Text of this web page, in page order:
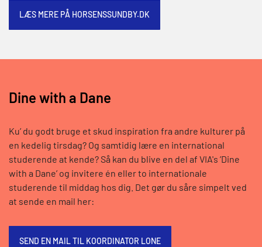
LÆS MERE PÅ HORSENSSUNDBY.DK
Dine with a Dane
Ku’ du godt bruge et skud inspiration fra andre kulturer på
en kedelig tirsdag? Og samtidig lære en international
studerende at kende? Så kan du blive en del af VIA's ’Dine
with a Dane’ og invitere én eller to internationale
studerende til middag hos dig. Det gør du såre simpelt ved
at sende en mail her:
SEND EN MAIL TIL KOORDINATOR LONE